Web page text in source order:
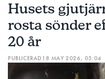
Husets
rosta sönder
20 år
PUBLICERAD 18 MAY 2026, 05:04